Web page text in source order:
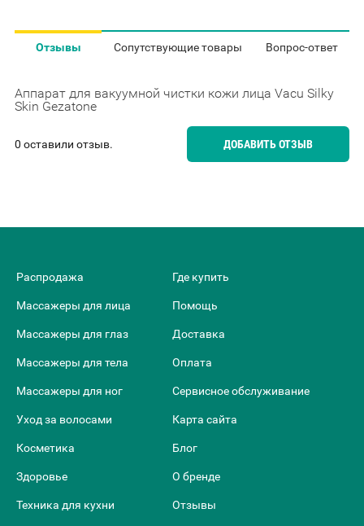
Отзывы Сопутствующие товары Вопрос-ответ
Аппарат для вакуумной чистки кожи лица Vacu Silky
Skin Gezatone
0 оставили отзыв. ДОБАВИТЬ ОТЗЫВ
Распродажа
Массажеры для лица
Массажеры для глаз
Массажеры для тела
Массажеры для ног
Уход за волосами
Косметика
Здоровье
Техника для кухни
Где купить
Помощь
Доставка
Оплата
Сервисное обслуживание
Карта сайта
Блог
О бренде
Отзывы